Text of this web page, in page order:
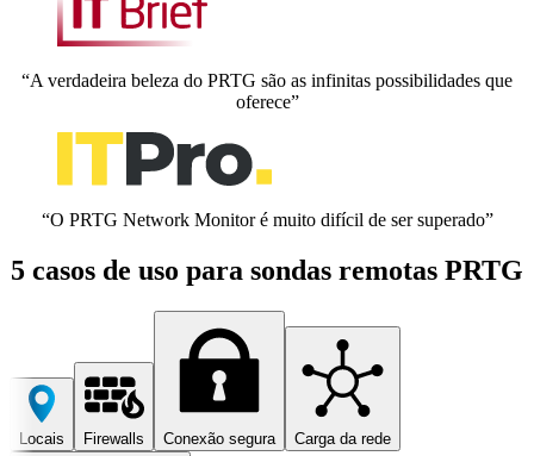
“A verdadeira beleza do PRTG são as infinitas possibilidades que
oferece”
“O PRTG Network Monitor é muito difícil de ser superado”
5 casos de uso para sondas remotas PRTG
Locais Firewalls Conexão segura Carga da rede